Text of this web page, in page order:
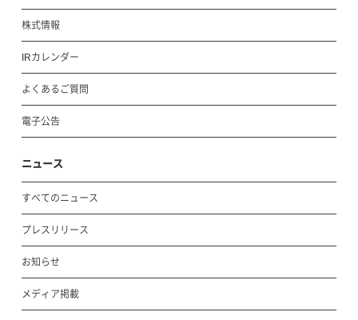
株式情報
IRカレンダー
よくあるご質問
電子公告
ニュース
すべてのニュース
プレスリリース
お知らせ
メディア掲載